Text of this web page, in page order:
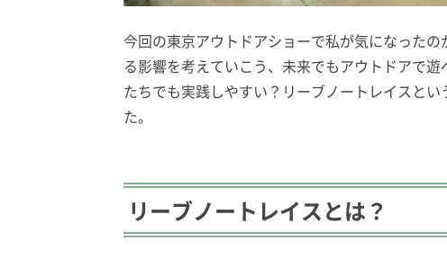
今回の東京アウトドアショーで私が気になった
る影響を考えていこう、未来でもアウトドアで
たちでも実践しやすい？リーブノートレイスと
た。
リーブノートレイスとは？